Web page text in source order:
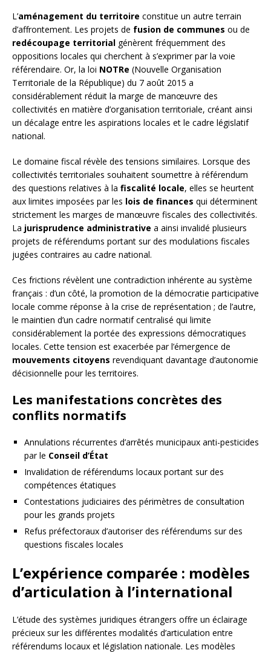
L’aménagement du territoire constitue un autre terrain
d’affrontement. Les projets de fusion de communes ou de
redécoupage territorial génèrent fréquemment des
oppositions locales qui cherchent à s’exprimer par la voie
référendaire. Or, la loi NOTRe (Nouvelle Organisation
Territoriale de la République) du 7 août 2015 a
considérablement réduit la marge de manœuvre des
collectivités en matière d’organisation territoriale, créant ainsi
un décalage entre les aspirations locales et le cadre législatif
national.
Le domaine fiscal révèle des tensions similaires. Lorsque des
collectivités territoriales souhaitent soumettre à référendum
des questions relatives à la fiscalité locale, elles se heurtent
aux limites imposées par les lois de finances qui déterminent
strictement les marges de manœuvre fiscales des collectivités.
La jurisprudence administrative a ainsi invalidé plusieurs
projets de référendums portant sur des modulations fiscales
jugées contraires au cadre national.
Ces frictions révèlent une contradiction inhérente au système
français : d’un côté, la promotion de la démocratie participative
locale comme réponse à la crise de représentation ; de l’autre,
le maintien d’un cadre normatif centralisé qui limite
considérablement la portée des expressions démocratiques
locales. Cette tension est exacerbée par l’émergence de
mouvements citoyens revendiquant davantage d’autonomie
décisionnelle pour les territoires.
Les manifestations concrètes des
conflits normatifs
Annulations récurrentes d’arrêtés municipaux anti-pesticides
par le Conseil d’État
Invalidation de référendums locaux portant sur des
compétences étatiques
Contestations judiciaires des périmètres de consultation
pour les grands projets
Refus préfectoraux d’autoriser des référendums sur des
questions fiscales locales
L’expérience comparée : modèles
d’articulation à l’international
L’étude des systèmes juridiques étrangers offre un éclairage
précieux sur les différentes modalités d’articulation entre
référendums locaux et législation nationale. Les modèles